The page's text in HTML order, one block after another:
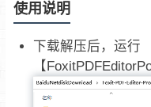
使用说明
下载解压后，运行
【